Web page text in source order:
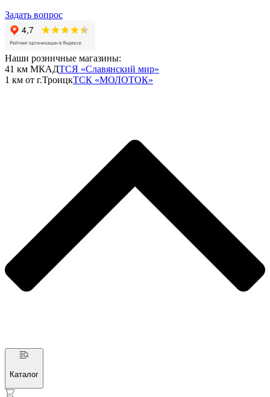
Задать вопрос
Наши розничные магазины:
41 км МКАДТСЯ «Славянский мир»
1 км от г.ТроицкТСК «МОЛОТОК»
Каталог